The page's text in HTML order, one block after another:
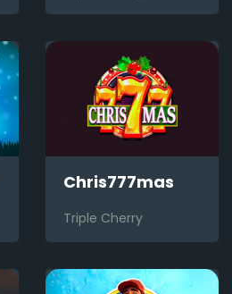
Chris777mas
Triple Cherry